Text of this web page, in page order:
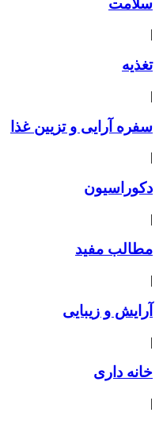
سلامت
|
تغذیه
|
سفره آرایی و تزیین غذا
|
دکوراسیون
|
مطالب مفید
|
آرایش و زیبایی
|
خانه داری
|